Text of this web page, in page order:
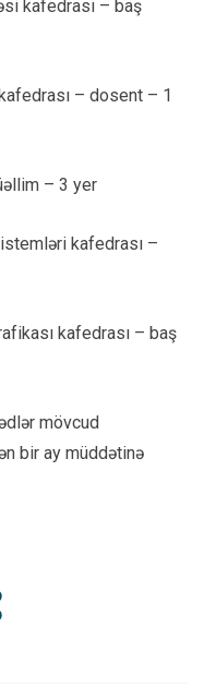
kafedrası – baş
– dosent – 1
– 3 yer
kafedrası –
kafedrası – baş
mövcud
bir ay müddətinə